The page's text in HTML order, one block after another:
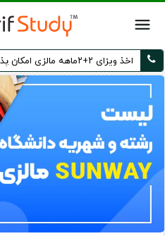
اخذ ویزای ۲+۲ماهه مالزی امکان پذیر شد!